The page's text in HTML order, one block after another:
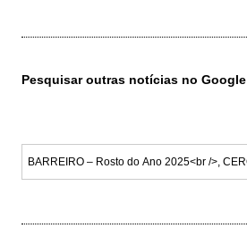
Pesquisar outras notícias no Google